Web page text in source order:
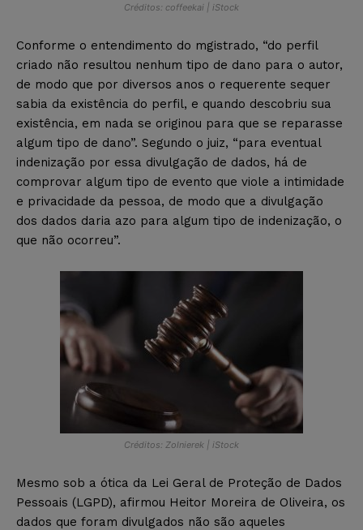
Créditos: coffeekai | iStock
Conforme o entendimento do mgistrado, “do perfil
criado não resultou nenhum tipo de dano para o autor,
de modo que por diversos anos o requerente sequer
sabia da existência do perfil, e quando descobriu sua
existência, em nada se originou para que se reparasse
algum tipo de dano”. Segundo o juiz, “para eventual
indenização por essa divulgação de dados, há de
comprovar algum tipo de evento que viole a intimidade
e privacidade da pessoa, de modo que a divulgação
dos dados daria azo para algum tipo de indenização, o
que não ocorreu”.
Créditos: Zolnierek | iStock
Mesmo sob a ótica da Lei Geral de Proteção de Dados
Pessoais (LGPD), afirmou Heitor Moreira de Oliveira, os
dados que foram divulgados não são aqueles